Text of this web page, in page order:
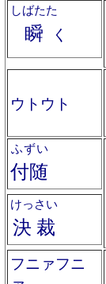
瞬
しばたた
く
ウトウト
付随
ふずい
決裁
けっさい
フニァフニ